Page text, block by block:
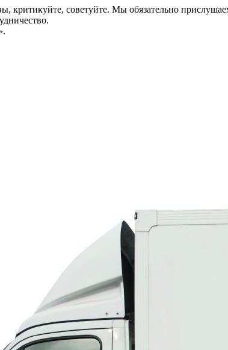
критикуйте, советуйте. Мы обязательно